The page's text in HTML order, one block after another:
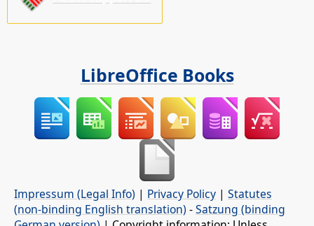
LibreOffice Books
Impressum (Legal Info) | Privacy Policy | Statutes
(non-binding English translation) -Satzung (binding